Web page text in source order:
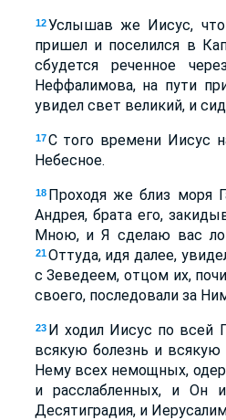
12 Услышав же Иисус, что
пришел и поселился в
сбудется реченное
Неффалимова, на пути
увидел свет великий, и
17 С того времени Иисус
Небесное.
18 Проходя же близ моря
Андрея, брата его,
Мною, и Я сделаю вас
21 Оттуда, идя далее,
с Зеведеем, отцом их,
своего, последовали за
23 И ходил Иисус по всей
всякую болезнь и
Нему всех немощных,
и расслабленных, и Он
Десятиградия, и